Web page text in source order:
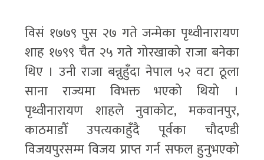
विसं १७७९ पुस २७ गते जन्मेका पृथ्वीनारायण
शाह १७९९ चैत २५ गते गोरखाको राजा बनेका
थिए । उनी राजा बन्नुहुँदा नेपाल ५२ वटा ठूला
साना राज्यमा विभक्त भएको थियो ।
पृथ्वीनारायण शाहले नुवाकोट, मकवानपुर,
काठमाडौँ उपत्यकाहुँदै पूर्वका चौदण्डी
विजयपुरसम्म विजय प्राप्त गर्न सफल हुनुभएको